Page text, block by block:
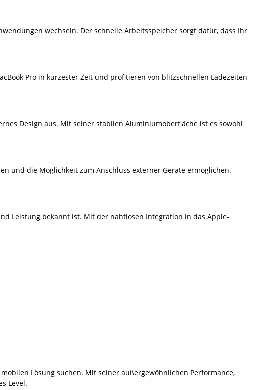
wechseln. Der schnelle Arbeitsspeicher sorgt dafür, dass Ihr
Pro in kürzester Zeit und profitieren von blitzschnellen Ladezeiten
Design aus. Mit seiner stabilen Aluminiumoberfläche ist es sowohl
und die Möglichkeit zum Anschluss externer Geräte ermöglichen.
Leistung bekannt ist. Mit der nahtlosen Integration in das Apple-
Lösung suchen. Mit seiner außergewöhnlichen Performance,
Level.